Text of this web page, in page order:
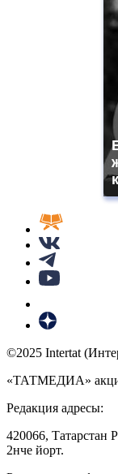
©2025 Intertat
«ТАТМЕДИА»
Редакция адресы:
420066, Татарстан
2нче йорт.